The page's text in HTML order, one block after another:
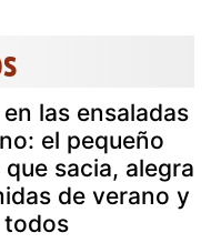
las ensaladas
el pequeño
sacia, alegra
de verano y
todos